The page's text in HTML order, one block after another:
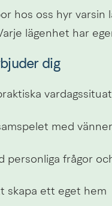
hos oss hyr
lägenhet har
dig
med
personliga frågor
skapa ett eget hem